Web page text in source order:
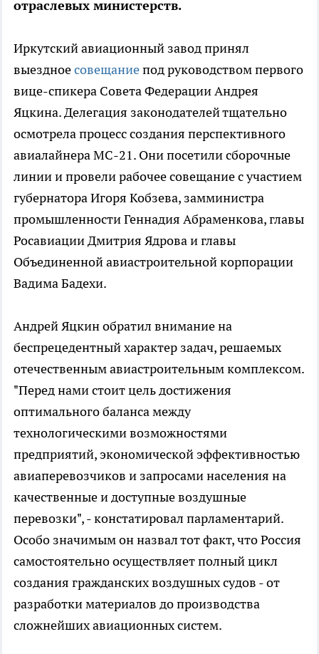
отраслевых министерств.
Иркутский авиационный завод принял
выездноесовещаниепод руководством первого
вице-спикера Совета Федерации Андрея
Яцкина. Делегация законодателей тщательно
осмотрела процесс создания перспективного
авиалайнера МС-21. Они посетили сборочные
линии и провели рабочее совещание с участием
губернатора Игоря Кобзева, замминистра
промышленности Геннадия Абраменкова, главы
Росавиации Дмитрия Ядрова и главы
Объединенной авиастроительной корпорации
Вадима Бадехи.
Андрей Яцкин обратил внимание на
беспрецедентный характер задач, решаемых
отечественным авиастроительным комплексом.
"Перед нами стоит цель достижения
оптимального баланса между
технологическими возможностями
предприятий, экономической эффективностью
авиаперевозчиков и запросами населения на
качественные и доступные воздушные
перевозки", - констатировал парламентарий.
Особо значимым он назвал тот факт, что Россия
самостоятельно осуществляет полный цикл
создания гражданских воздушных судов - от
разработки материалов до производства
сложнейших авиационных систем.